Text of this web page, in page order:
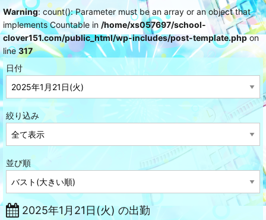
Warning: count(): Parameter must be an array or an object that
implements Countable in /home/xs057697/school-
clover151.com/public_html/wp-includes/post-template.phpon
line 317
日付
絞り込み
並び順
2025年1月21日(火) の出勤
a
t
i